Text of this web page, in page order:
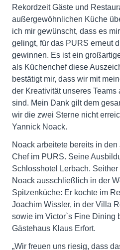
Rekordzeit Gäste und
außergewöhnlichen Küche
ich mir gewünscht, dass es
gelingt, für das PURS erneut
gewinnen. Es ist ein
als Küchenchef diese
bestätigt mir, dass wir mit
der Kreativität unseres Teams
sind. Mein Dank gilt dem
wir die zwei Sterne nicht
Yannick Noack.
Noack arbeitete bereits in
Chef im PURS. Seine
Schlosshotel Lerbach.
Noack ausschließlich in der
Spitzenküche: Er kochte im
Joachim Wissler, in der Villa
sowie im Victor`s Fine Dining
Gästehaus Klaus Erfort.
„Wir freuen uns riesig, dass